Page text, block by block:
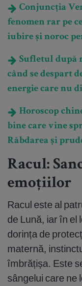
Conjuncția
fenomen rar pe
iubire și noroc
Sufletul după
când se despart
energie care nu
Horoscop
bine care vine
Răbdarea și
Racul:
emoțiilor
Racul este al
de Lună, iar în el
dorința de
maternă,
îmbrățișa. Este
sângelui care ne